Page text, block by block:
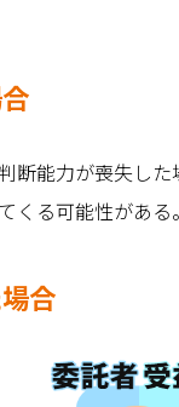
断能力が喪失し
くる可能性がある。
合